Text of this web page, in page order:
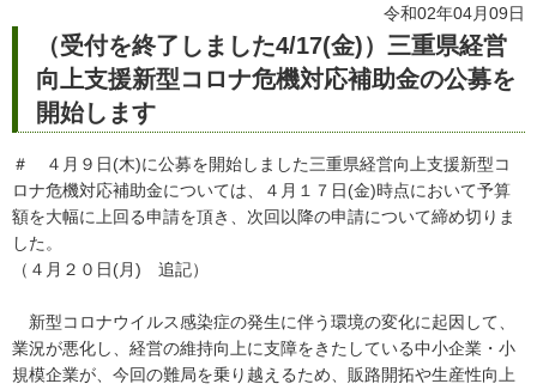
令和02年04月09日
（受付を終了しました4/17(金)）三重県経営
向上支援新型コロナ危機対応補助金の公募を
開始します
＃ ４月９日(木)に公募を開始しました三重県経営向上支援新型コ
ロナ危機対応補助金については、４月１７日(金)時点において予算
額を大幅に上回る申請を頂き、次回以降の申請について締め切りま
した。
（４月２０日(月) 追記）
新型コロナウイルス感染症の発生に伴う環境の変化に起因して、
業況が悪化し、経営の維持向上に支障をきたしている中小企業・小
規模企業が、今回の難局を乗り越えるため、販路開拓や生産性向上